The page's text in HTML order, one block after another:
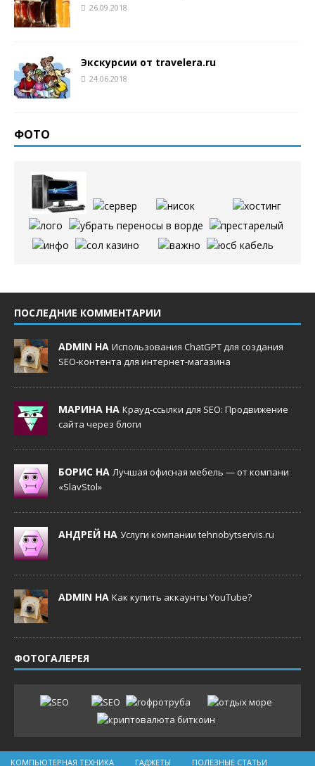
26.09.2018
Экскурсии от travelera.ru
24.06.2018
ФОТО
ПОСЛЕДНИЕ КОММЕНТАРИИ
ADMIN НА Использования ChatGPT для создания
SEO-контента для интернет-магазина
МАРИНА НА Крауд-ссылки для SEO: Продвижение
сайта через блоги
БОРИС НА Лучшая офисная мебель — от компани
«SlavStol»
АНДРЕЙ НА Услуги компании tehnobytservis.ru
ADMIN НА Как купить аккаунты YouTube?
ФОТОГАЛЕРЕЯ
КОМПЬЮТЕРНАЯ ТЕХНИКА ГАДЖЕТЫ ПОЛЕЗНЫЕ СТАТЬИ